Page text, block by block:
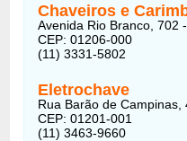
Chaveiros e
Avenida Rio Branco, 702
CEP: 01206-000
(11) 3331-5802
Eletrochave
Rua Barão de
CEP: 01201-001
(11) 3463-9660